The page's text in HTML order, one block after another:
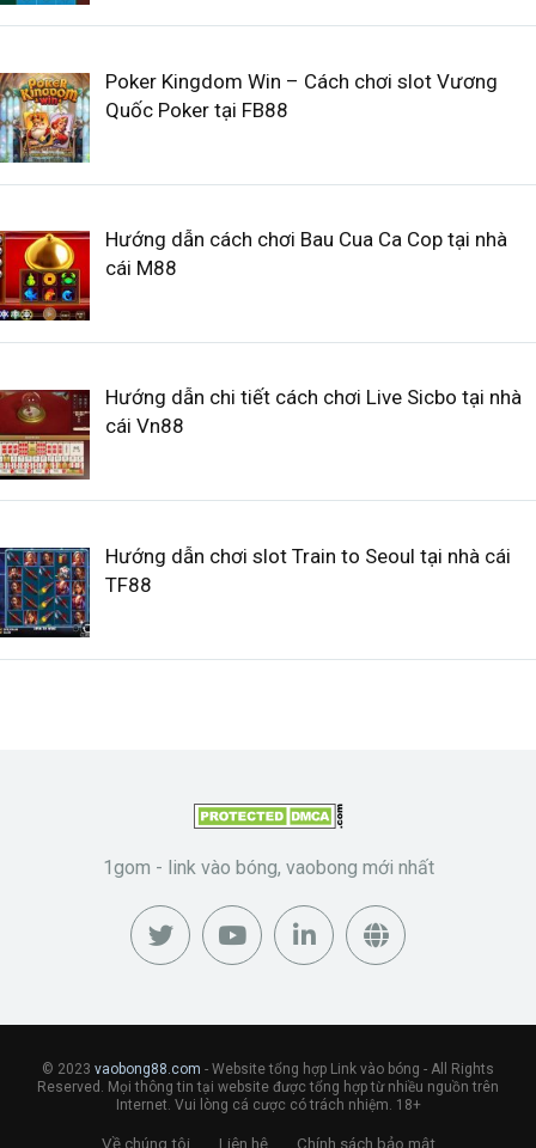
Poker Kingdom Win – Cách chơi slot Vương
Quốc Poker tại FB88
Hướng dẫn cách chơi Bau Cua Ca Cop tại nhà
cái M88
Hướng dẫn chi tiết cách chơi Live Sicbo tại nhà
cái Vn88
Hướng dẫn chơi slot Train to Seoul tại nhà cái
TF88
1gom - link vào bóng, vaobong mới nhất
© 2023 vaobong88.com - Website tổng hợp Link vào bóng - All Rights
Reserved. Mọi thông tin tại website được tổng hợp từ nhiều nguồn trên
Internet. Vui lòng cá cược có trách nhiệm. 18+
Về chúng tôi Liên hệ Chính sách bảo mật